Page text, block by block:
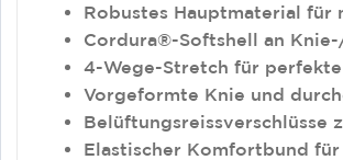
Robustes Hauptmaterial für
Cordura®-Softshell an
4-Wege-Stretch für
Vorgeformte Knie und
Belüftungsreissverschlüsse
Elastischer Komfortbund